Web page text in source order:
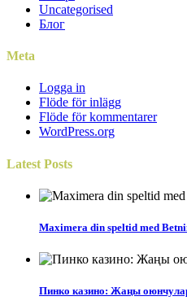
Uncategorised
Блог
Meta
Logga in
Flöde för inlägg
Flöde för kommentarer
WordPress.org
Latest Posts
Maximera din speltid med
Пинко казино: Жаңы